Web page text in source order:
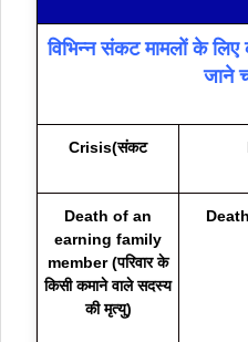
विभिन्न संकट मामलों के
जाने
Crisis(संकट
Death of an
earning family
member (परिवार के
किसी कमाने वाले सदस्य
की मृत्यु)